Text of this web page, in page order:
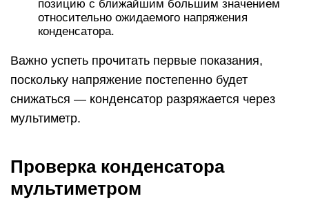
позицию с ближайшим большим значением
относительно ожидаемого напряжения
конденсатора.
Важно успеть прочитать первые показания,
поскольку напряжение постепенно будет
снижаться — конденсатор разряжается через
мультиметр.
Проверка конденсатора
мультиметром